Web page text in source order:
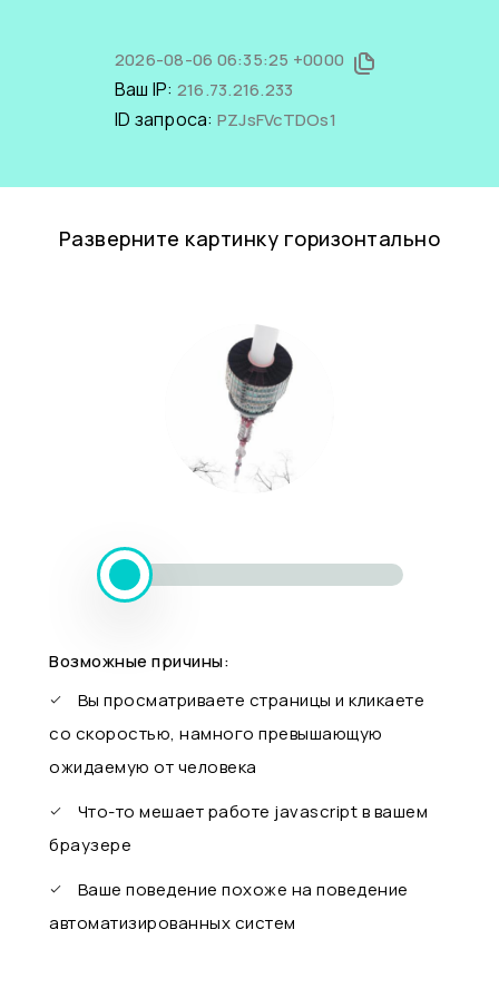
2026-08-06 06:35:25 +0000
Ваш IP: 216.73.216.233
ID запроса: PZJsFVcTDOs1
Разверните картинку горизонтально
Возможные причины:
Вы просматриваете страницы и кликаете
со скоростью, намного превышающую
ожидаемую от человека
Что-то мешает работе javascript в вашем
браузере
Ваше поведение похоже на поведение
автоматизированных систем